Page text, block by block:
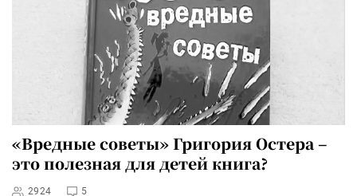
«Вредные советы» Григория Остера –
это полезная для детей книга?
2924 5